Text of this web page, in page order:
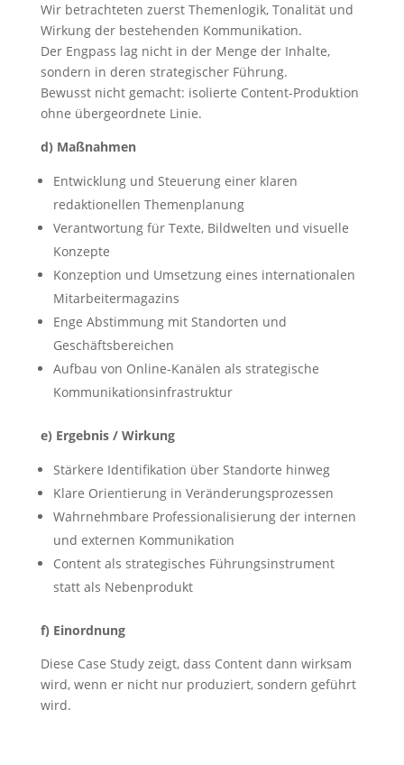
Wir betrachteten zuerst Themenlogik, Tonalität und
Wirkung der bestehenden Kommunikation.
Der Engpass lag nicht in der Menge der Inhalte,
sondern in deren strategischer Führung.
Bewusst nicht gemacht: isolierte Content-Produktion
ohne übergeordnete Linie.
d) Maßnahmen
Entwicklung und Steuerung einer klaren
redaktionellen Themenplanung
Verantwortung für Texte, Bildwelten und visuelle
Konzepte
Konzeption und Umsetzung eines internationalen
Mitarbeitermagazins
Enge Abstimmung mit Standorten und
Geschäftsbereichen
Aufbau von Online-Kanälen als strategische
Kommunikationsinfrastruktur
e) Ergebnis / Wirkung
Stärkere Identifikation über Standorte hinweg
Klare Orientierung in Veränderungsprozessen
Wahrnehmbare Professionalisierung der internen
und externen Kommunikation
Content als strategisches Führungsinstrument
statt als Nebenprodukt
f) Einordnung
Diese Case Study zeigt, dass Content dann wirksam
wird, wenn er nicht nur produziert, sondern geführt
wird.